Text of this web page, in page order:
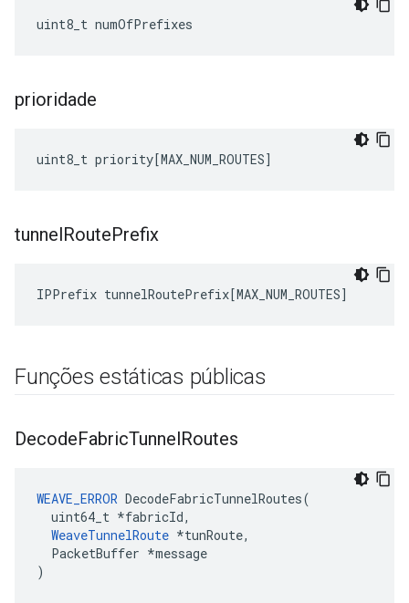
uint8_t numOfPrefixes
prioridade
uint8_t priority[MAX_NUM_ROUTES]
tunnelRoutePrefix
IPPrefix tunnelRoutePrefix[MAX_NUM_ROUTES]
Funções estáticas públicas
DecodeFabricTunnelRoutes
WEAVE_ERROR DecodeFabricTunnelRoutes(
  uint64_t *fabricId,
WeaveTunnelRoute *tunRoute,
  PacketBuffer *message
)